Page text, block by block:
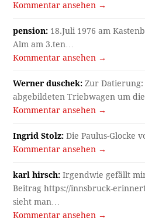
Kommentar ansehen →
pension: 18.Juli 1976 am
Alm am 3.ten…
Kommentar ansehen →
Werner duschek: Zur Datierung:
abgebildeten Triebwagen um
Kommentar ansehen →
Ingrid Stolz: Die Paulus-Glocke
Kommentar ansehen →
karl hirsch: Irgendwie gefällt
Beitrag https://innsbruck-
sieht man…
Kommentar ansehen →